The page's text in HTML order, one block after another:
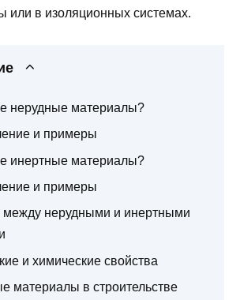
или в изоляционных системах.
нерудные материалы?
и примеры
инертные материалы?
и примеры
между нерудными и инертными
и химические свойства
материалы в строительстве